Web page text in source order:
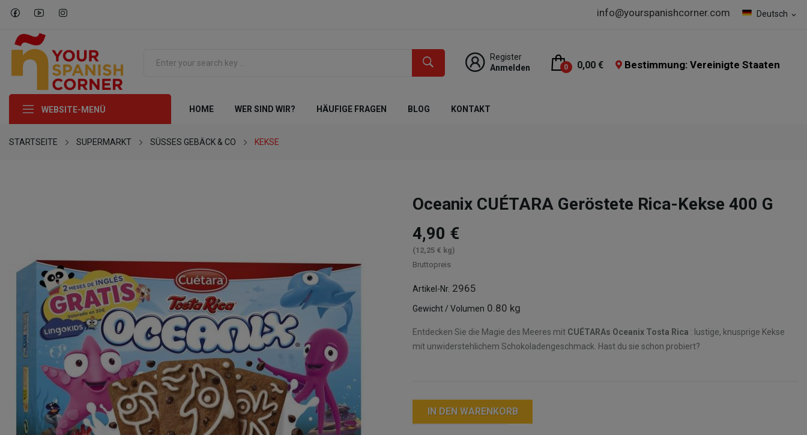
Deutsch expand_more
info@yourspanishcorner.com
Register
Anmelden
0 0,00 € Bestimmung: Vereinigte Staaten
WEBSITE-MENÜ HOME WER SIND WIR? HÄUFIGE FRAGEN BLOG KONTAKT
STARTSEITE SUPERMARKT SÜSSES GEBÄCK & CO KEKSE
Oceanix CUÉTARA Geröstete Rica-Kekse 400 G
4,90 €
(12,25 € kg)
Bruttopreis
Artikel-Nr. 2965
Gewicht / Volumen 0.80 kg
Entdecken Sie die Magie des Meeres mit CUÉTARAs Oceanix Tosta Rica : lustige, knusprige Kekse
mit unwiderstehlichem Schokoladengeschmack. Hast du sie schon probiert?
IN DEN WARENKORB